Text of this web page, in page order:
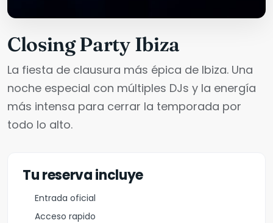
Closing Party Ibiza
La fiesta de clausura más épica de Ibiza. Una
noche especial con múltiples DJs y la energía
más intensa para cerrar la temporada por
todo lo alto.
Tu reserva incluye
Entrada oficial
Acceso rapido